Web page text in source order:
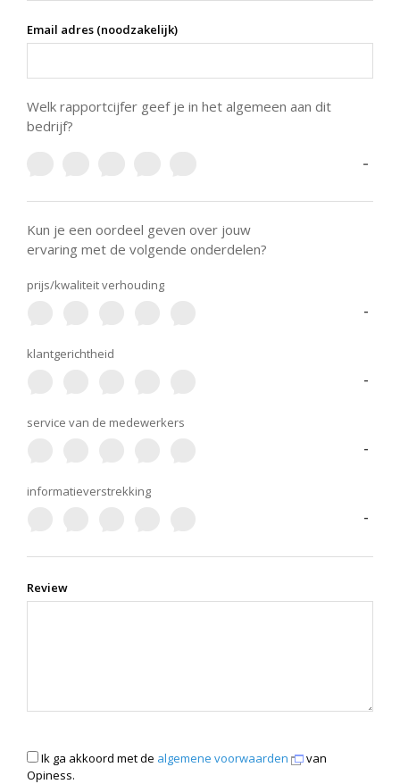
Email adres (noodzakelijk)
Welk rapportcijfer geef je in het algemeen aan dit
bedrijf?
-
Kun je een oordeel geven over jouw
ervaring met de volgende onderdelen?
prijs/kwaliteit verhouding
-
klantgerichtheid
-
service van de medewerkers
-
informatieverstrekking
-
Review
Ik ga akkoord met de algemene voorwaarden
van
Opiness.